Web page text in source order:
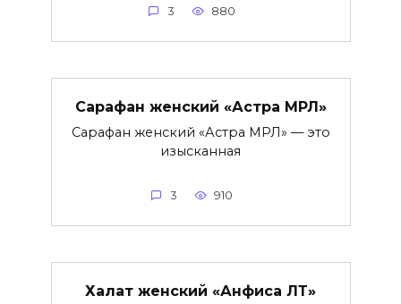
3 880
Сарафан женский «Астра МРЛ»
Сарафан женский «Астра МРЛ» — это
изысканная
3 910
Халат женский «Анфиса ЛТ»